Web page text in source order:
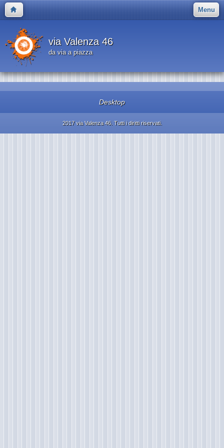
Menu
via Valenza 46
da via a piazza
Desktop
2017 via Valenza 46. Tutti i diritti riservati.